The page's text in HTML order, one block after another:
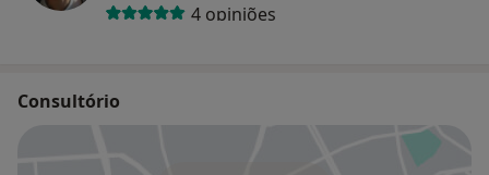
4 opiniões
Consultório